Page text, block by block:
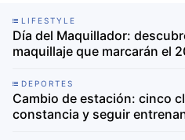
LIFESTYLE
Día del Maquillador:
maquillaje que marcarán el
DEPORTES
Cambio de estación: cinco
constancia y seguir